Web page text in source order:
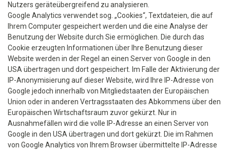
Nutzers geräteübergreifend zu analysieren.
Google Analytics verwendet sog. „Cookies“, Textdateien, die auf
Ihrem Computer gespeichert werden und die eine Analyse der
Benutzung der Website durch Sie ermöglichen. Die durch das
Cookie erzeugten Informationen über Ihre Benutzung dieser
Website werden in der Regel an einen Server von Google in den
USA übertragen und dort gespeichert. Im Falle der Aktivierung der
IP-Anonymisierung auf dieser Website, wird Ihre IP-Adresse von
Google jedoch innerhalb von Mitgliedstaaten der Europäischen
Union oder in anderen Vertragsstaaten des Abkommens über den
Europäischen Wirtschaftsraum zuvor gekürzt. Nur in
Ausnahmefällen wird die volle IP-Adresse an einen Server von
Google in den USA übertragen und dort gekürzt. Die im Rahmen
von Google Analytics von Ihrem Browser übermittelte IP-Adresse